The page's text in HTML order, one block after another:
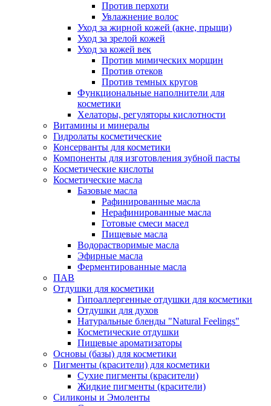
Против перхоти
Увлажнение волос
Уход за жирной кожей (акне, прыщи)
Уход за зрелой кожей
Уход за кожей век
Против мимических морщин
Против отеков
Против темных кругов
Функциональные наполнители для
косметики
Хелаторы, регуляторы кислотности
Витамины и минералы
Гидролаты косметические
Консерванты для косметики
Компоненты для изготовления зубной пасты
Косметические кислоты
Косметические масла
Базовые масла
Рафинированные масла
Нерафинированные масла
Готовые смеси масел
Пищевые масла
Водорастворимые масла
Эфирные масла
Ферментированные масла
ПАВ
Отдушки для косметики
Гипоаллергенные отдушки для косметики
Отдушки для духов
Натуральные бленды "Natural Feelings"
Косметические отдушки
Пищевые ароматизаторы
Основы (базы) для косметики
Пигменты (красители) для косметики
Сухие пигменты (красители)
Жидкие пигменты (красители)
Силиконы и Эмоленты